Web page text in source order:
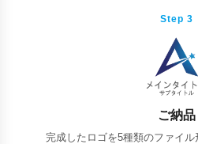
Step 3
ご納品
完成したロゴを5種類のファイル